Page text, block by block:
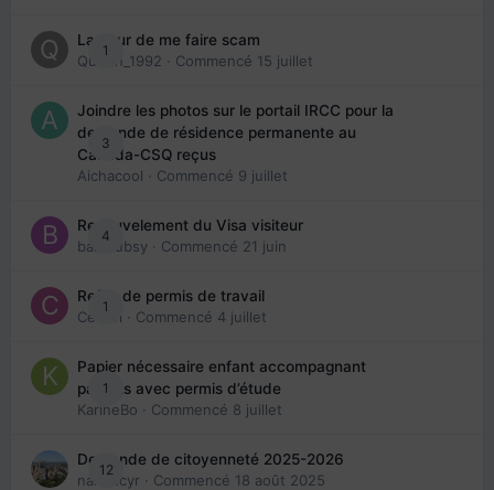
1
La peur de me faire scam
Queen_1992 · Commencé 15 juillet
3
Joindre les photos sur le portail IRCC pour la
demande de résidence permanente au
Canada-CSQ reçus
Aichacool · Commencé 9 juillet
4
Renouvelement du Visa visiteur
babibubsy · Commencé 21 juin
1
Refus de permis de travail
Cedbri · Commencé 4 juillet
1
Papier nécessaire enfant accompagnant
parents avec permis d’étude
KarineBo · Commencé 8 juillet
12
Demande de citoyenneté 2025-2026
nanancyr · Commencé 18 août 2025